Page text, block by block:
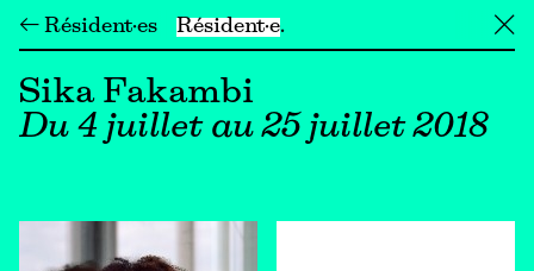
← Résident·es Résident·e ╳
Sika Fakambi
Du 4 juillet au 25 juillet 2018